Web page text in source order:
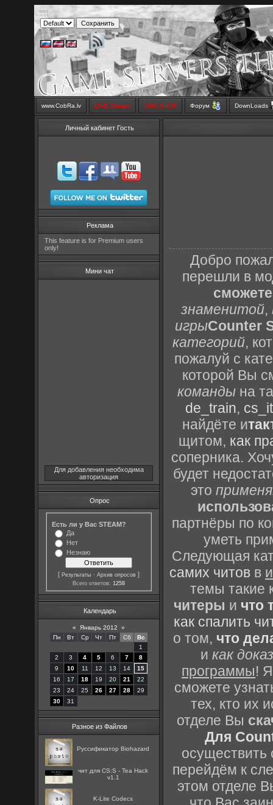
www.CobRa.lv LIVE Stream SMS SHOP Форум DownLoads
Личный кабинет Гость
Реклама
This feature is for Premium users
only!
Мини чат
Для добавления необходима
авторизация
Опрос
Есть ли у Вас STEAM?
Да
Нет
Незнаю
[Результаты ·Архив опросов ]
Всего ответов:1258
Календарь
« Январь 2012
»
Пн
Вт Ср Чт Пт Сб
Вс
1
2
3 4 5 6 7
8
9
10 11 12 13 14
15
16
17 18 19 20 21
22
23
24 25 26 27 28
29
30
31
Разное из Файлов
Руссификатор Biohazard
чит для CS:S - Tea Hack
v1.1
K-Lite Codecs
Добро
перешли в
знаменитой,
игрыCounter
категорий,
пожалуй с
которой Вы
команды на
de_train,
найдёте и
щитом, как
соперника.
будет
это
партнёры по
уметь
Следующая
самих читов в
темы такие
читеры и что
как спалить
о том, что
икак
программы!
сможете
тех, кто их
отделе Вы
Для
осуществить
перейдём к
этом отделе